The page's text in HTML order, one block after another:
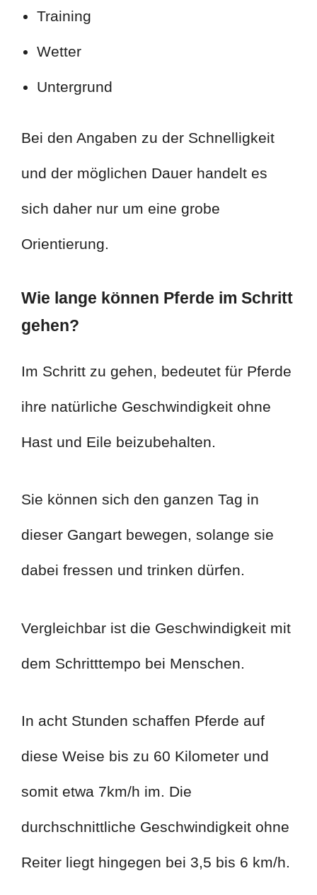
Training
Wetter
Untergrund
Bei den Angaben zu der Schnelligkeit
und der möglichen Dauer handelt es
sich daher nur um eine grobe
Orientierung.
Wie lange können Pferde im Schritt
gehen?
Im Schritt zu gehen, bedeutet für Pferde
ihre natürliche Geschwindigkeit ohne
Hast und Eile beizubehalten.
Sie können sich den ganzen Tag in
dieser Gangart bewegen, solange sie
dabei fressen und trinken dürfen.
Vergleichbar ist die Geschwindigkeit mit
dem Schritttempo bei Menschen.
In acht Stunden schaffen Pferde auf
diese Weise bis zu 60 Kilometer und
somit etwa 7km/h im. Die
durchschnittliche Geschwindigkeit ohne
Reiter liegt hingegen bei 3,5 bis 6 km/h.